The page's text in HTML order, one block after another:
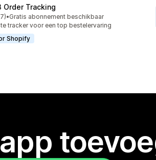
Order Tracking
in totaal
•Gratis abonnement beschikbaar
tracker voor een top bestelervaring
Shopify